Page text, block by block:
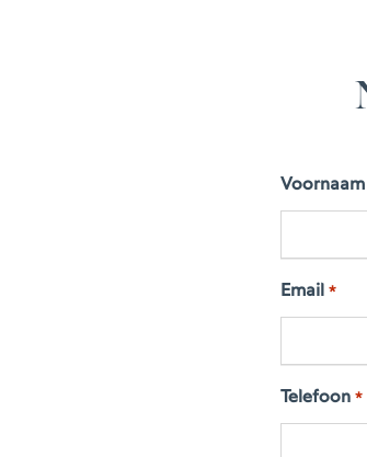
Voornaam
Email *
Telefoon *